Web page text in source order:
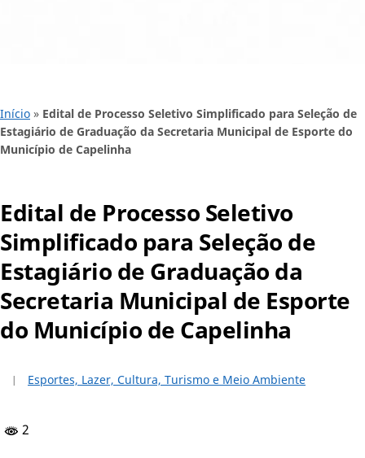
Início » Edital de Processo Seletivo Simplificado para Seleção de
Estagiário de Graduação da Secretaria Municipal de Esporte do
Município de Capelinha
Edital de Processo Seletivo
Simplificado para Seleção de
Estagiário de Graduação da
Secretaria Municipal de Esporte
do Município de Capelinha
Esportes, Lazer, Cultura, Turismo e Meio Ambiente
2